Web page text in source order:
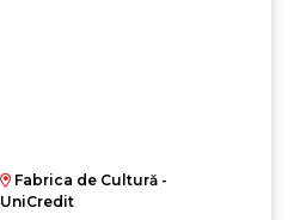
Fabrica de Cultură -
UniCredit